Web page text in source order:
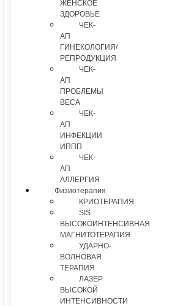
ЖЕНСКОЕ
ЗДОРОВЬЕ
ЧЕК-
АП
ГИНЕКОЛОГИЯ/
РЕПРОДУКЦИЯ
ЧЕК-
АП
ПРОБЛЕМЫ
ВЕСА
ЧЕК-
АП
ИНФЕКЦИИ
ИППП
ЧЕК-
АП
АЛЛЕРГИЯ
Физиотерапия
КРИОТЕРАПИЯ
SIS
ВЫСОКОИНТЕНСИВНАЯ
МАГНИТОТЕРАПИЯ
УДАРНО-
ВОЛНОВАЯ
ТЕРАПИЯ
ЛАЗЕР
ВЫСОКОЙ
ИНТЕНСИВНОСТИ